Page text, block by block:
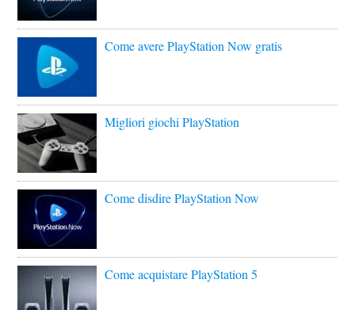
Come avere PlayStation Now gratis
Migliori giochi PlayStation
Come disdire PlayStation Now
Come acquistare PlayStation 5